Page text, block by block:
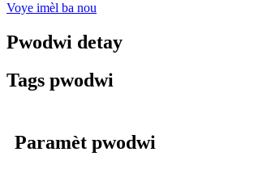
Voye imèl ba nou
Pwodwi detay
Tags pwodwi
Paramèt pwodwi